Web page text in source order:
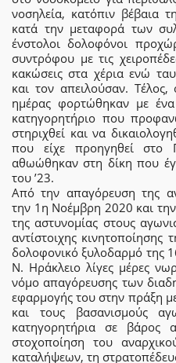
νοσηλεία, κατόπιν βέβαια
κατά την μεταφορά των
ένστολοι δολοφόνοι
συντρόφου με τις
κακώσεις στα χέρια ενώ
και τον απειλούσαν. Τέλος,
ημέρας φορτώθηκαν με
κατηγορητήριο που
στηριχθεί και να
που είχε προηγηθεί στο
αθωώθηκαν στη δίκη που
του ’23.
Από την απαγόρευση της
την 1η Νοέμβρη 2020 και
της αστυνομίας στους
αντίστοιχης
δολοφονικό ξυλοδαρμό της
Ν. Ηράκλειο λίγες μέρες
νόμο απαγόρευσης των
εφαρμογής του στην πράξη
και τους βασανισμούς
κατηγορητήρια σε βάρος
στοχοποίηση του
καταλήψεων, τη